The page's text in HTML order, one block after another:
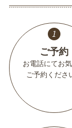
ご予約
お電話にてお
ご予約くださ